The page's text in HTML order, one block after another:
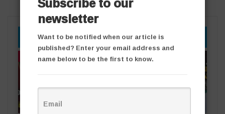
YOU MIGHT ALSO LIKE
తాజా వార్తలు తాజా వార్తలు
newsletter
Want to be notified when our article is
published? Enter your email address and
name below to be the first to know.